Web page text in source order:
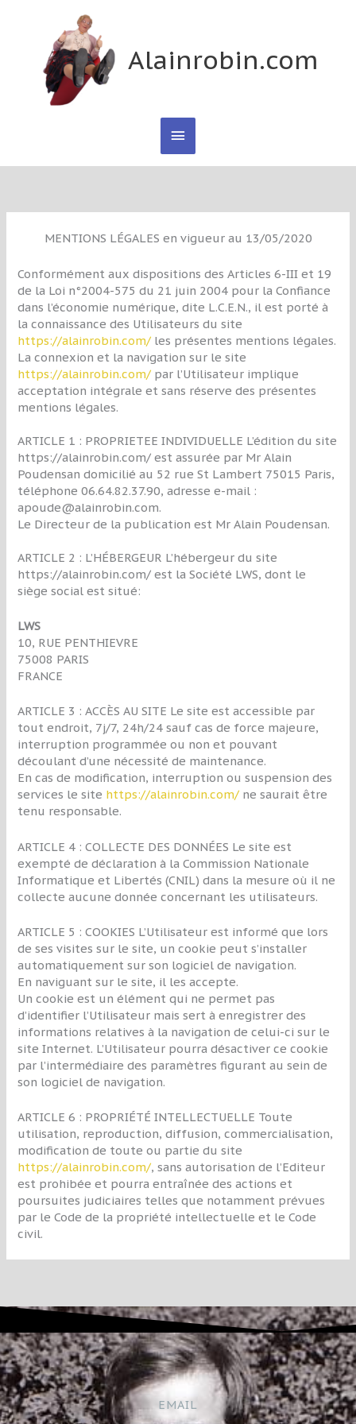
Alainrobin.com
principal
MENTIONS LÉGALES en vigueur au 13/05/2020
Conformément aux dispositions des Articles 6-III et 19
de la Loi n°2004-575 du 21 juin 2004 pour la Confiance
dans l’économie numérique, dite L.C.E.N., il est porté à
la connaissance des Utilisateurs du site
https://alainrobin.com/ les présentes mentions légales.
La connexion et la navigation sur le site
https://alainrobin.com/ par l’Utilisateur implique
acceptation intégrale et sans réserve des présentes
mentions légales.
ARTICLE 1 : PROPRIETEE INDIVIDUELLE L’édition du site
https://alainrobin.com/ est assurée par Mr Alain
Poudensan domicilié au 52 rue St Lambert 75015 Paris,
téléphone 06.64.82.37.90, adresse e-mail :
apoude@alainrobin.com.
Le Directeur de la publication est Mr Alain Poudensan.
ARTICLE 2 : L’HÉBERGEUR L’hébergeur du site
https://alainrobin.com/ est la Société LWS, dont le
siège social est situé:
LWS
10, RUE PENTHIEVRE
75008 PARIS
FRANCE
ARTICLE 3 : ACCÈS AU SITE Le site est accessible par
tout endroit, 7j/7, 24h/24 sauf cas de force majeure,
interruption programmée ou non et pouvant
découlant d’une nécessité de maintenance.
En cas de modification, interruption ou suspension des
services le site https://alainrobin.com/ ne saurait être
tenu responsable.
ARTICLE 4 : COLLECTE DES DONNÉES Le site est
exempté de déclaration à la Commission Nationale
Informatique et Libertés (CNIL) dans la mesure où il ne
collecte aucune donnée concernant les utilisateurs.
ARTICLE 5 : COOKIES L’Utilisateur est informé que lors
de ses visites sur le site, un cookie peut s’installer
automatiquement sur son logiciel de navigation.
En naviguant sur le site, il les accepte.
Un cookie est un élément qui ne permet pas
d’identifier l’Utilisateur mais sert à enregistrer des
informations relatives à la navigation de celui-ci sur le
site Internet. L’Utilisateur pourra désactiver ce cookie
par l’intermédiaire des paramètres figurant au sein de
son logiciel de navigation.
ARTICLE 6 : PROPRIÉTÉ INTELLECTUELLE Toute
utilisation, reproduction, diffusion, commercialisation,
modification de toute ou partie du site
https://alainrobin.com/, sans autorisation de l’Editeur
est prohibée et pourra entraînée des actions et
poursuites judiciaires telles que notamment prévues
par le Code de la propriété intellectuelle et le Code
civil.
EMAIL